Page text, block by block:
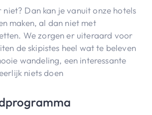
niet? Dan kan je vanuit onze hotels
maken, al dan niet met
We zorgen er uiteraard voor
de skipistes heel wat te beleven
wandeling, een interessante
niets doen